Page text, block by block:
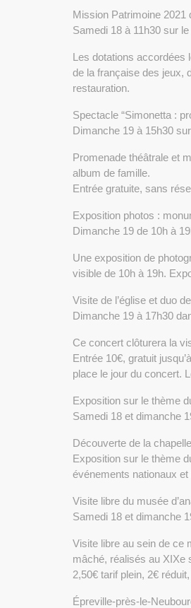
Mission Patrimoine 2021
Samedi 18 à 11h30 sur
Les dotations accordées
de la française des jeux,
restauration.
Spectacle “Simonetta :
Dimanche 19 à 15h30
Promenade théâtrale et
album de famille.
Entrée gratuite, sans
Exposition photos :
Dimanche 19 de 10h à
Une exposition de
visible de 10h à 19h.
Visite de l’église et duo
Dimanche 19 à 17h30
Ce concert clôturera la
Entrée 10€, gratuit
place le jour du concert.
Exposition sur le thème
Samedi 18 et dimanche
Découverte de la
Exposition sur le thème
événements nationaux
Visite libre du musée
Samedi 18 et dimanche
Visite libre au sein de ce
mâché, réalisés au XIXe
2,50€ tarif plein, 2€
Épreville-près-le-